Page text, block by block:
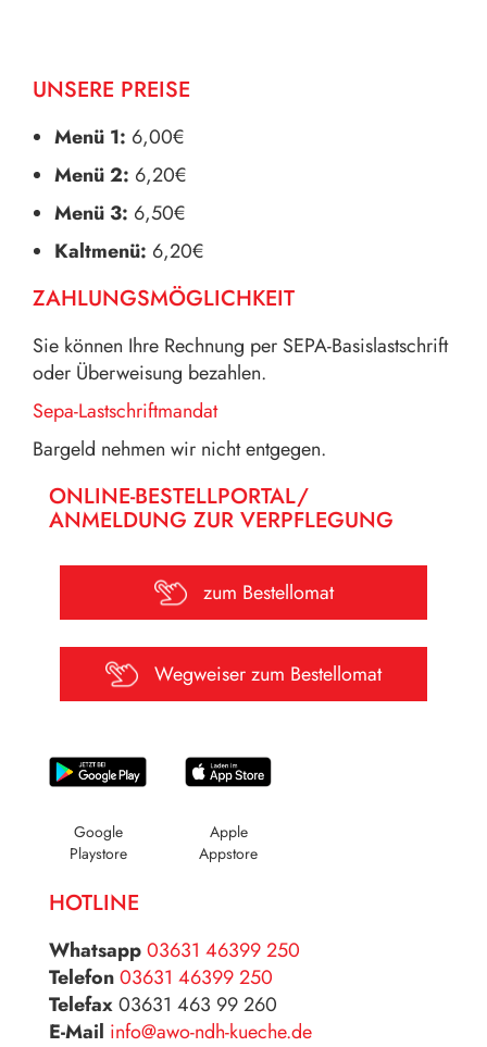
UNSERE PREISE
Menü 1: 6,00€
Menü 2: 6,20€
Menü 3: 6,50€
Kaltmenü: 6,20€
ZAHLUNGSMÖGLICHKEIT
Sie können Ihre Rechnung per SEPA-Basislastschrift
oder Überweisung bezahlen.
Sepa-Lastschriftmandat
Bargeld nehmen wir nicht entgegen.
ONLINE-BESTELLPORTAL/
ANMELDUNG ZUR VERPFLEGUNG
zum Bestellomat
Wegweiser zum Bestellomat
Google
Playstore
Apple
Appstore
HOTLINE
Whatsapp03631 46399 250
Telefon03631 46399 250
Telefax03631 463 99 260
E-Mail info@awo-ndh-kueche.de